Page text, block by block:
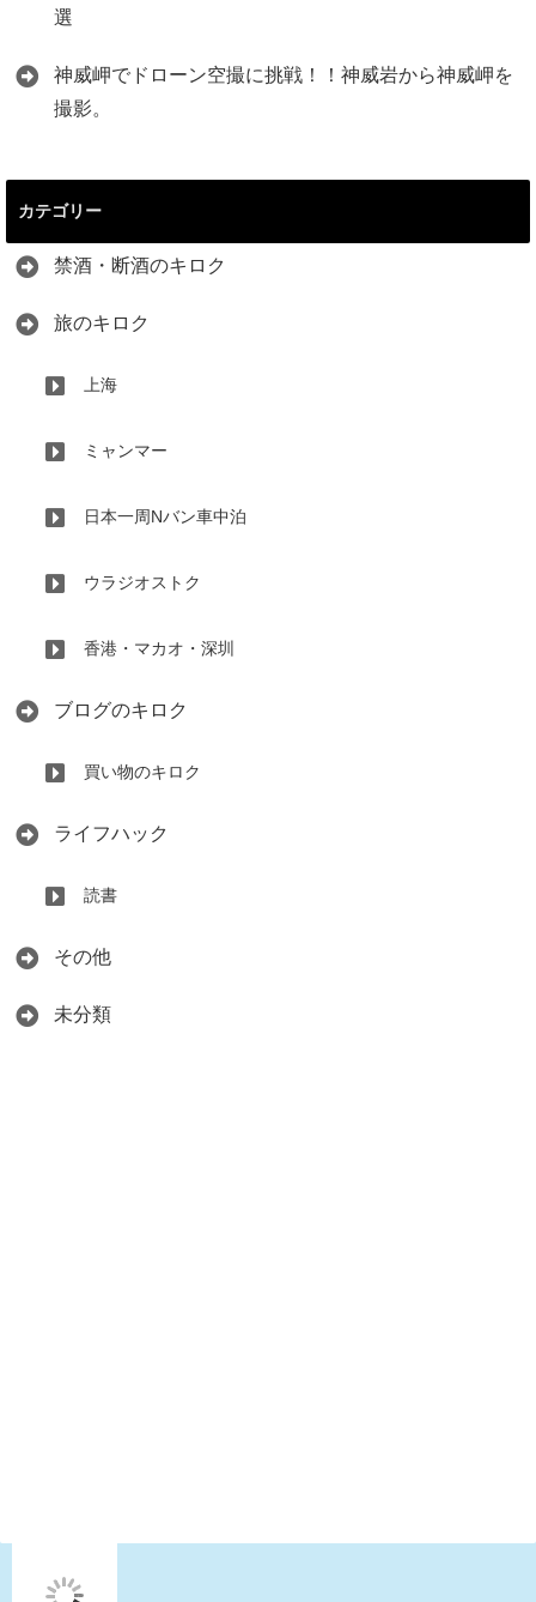
選
神威岬でドローン空撮に挑戦！！神威岩から神威岬を
撮影。
カテゴリー
禁酒・断酒のキロク
旅のキロク
上海
ミャンマー
日本一周Nバン車中泊
ウラジオストク
香港・マカオ・深圳
ブログのキロク
買い物のキロク
ライフハック
読書
その他
未分類